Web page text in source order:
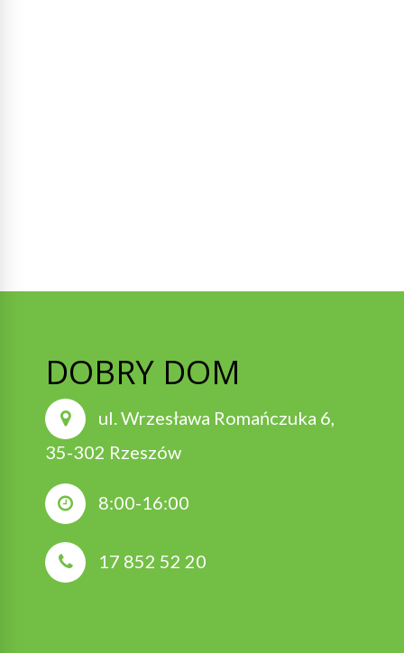
DOBRY DOM
ul. Wrzesława Romańczuka 6,
35-302 Rzeszów
8:00-16:00
17 852 52 20